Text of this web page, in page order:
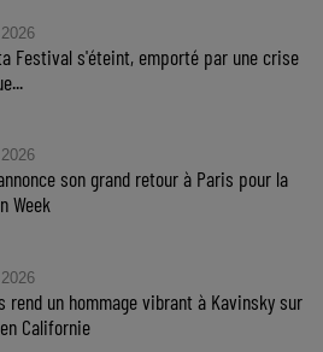
Festival s'éteint, emporté par une crise
son grand retour à Paris pour la
Week
rend un hommage vibrant à Kavinsky sur
Californie